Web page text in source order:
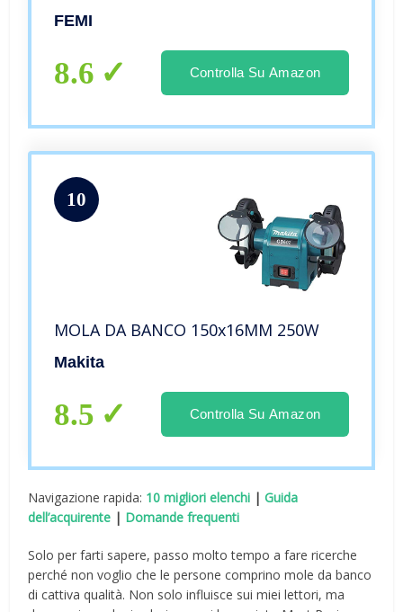
FEMI
8.6 Controlla Su Amazon
10
MOLA DA BANCO 150x16MM 250W
Makita
8.5 Controlla Su Amazon
Navigazione rapida: 10 migliori elenchi |Guida
dell’acquirente | Domande frequenti
Solo per farti sapere, passo molto tempo a fare ricerche
perché non voglio che le persone comprino mole da banco
di cattiva qualità. Non solo influisce sui miei lettori, ma